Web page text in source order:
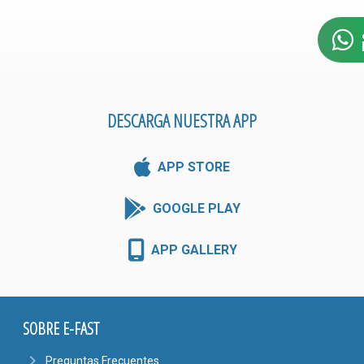
DESCARGA NUESTRA APP
APP STORE
GOOGLE PLAY
APP GALLERY
SOBRE E-FAST
Preguntas Frecuentes